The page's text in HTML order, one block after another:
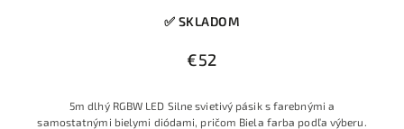
✅ SKLADOM
€52
5m dlhý RGBW LED Silne svietivý pásik s farebnými a
samostatnými bielymi diódami, pričom Biela farba podľa výberu.